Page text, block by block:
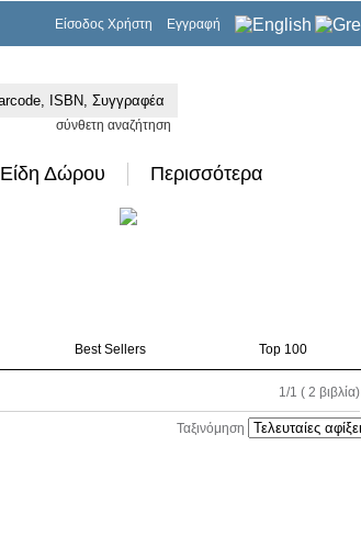
Είσοδος Χρήστη Εγγραφή
σύνθετη αναζήτηση
Είδη Δώρου Περισσότερα
Best Sellers Top 100
1/1 ( 2 βιβλία)
Ταξινόμηση